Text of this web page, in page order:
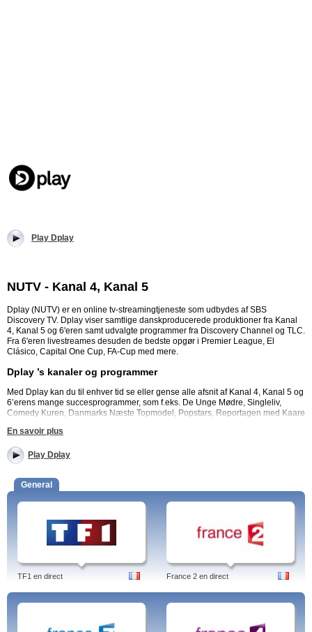
Play Dplay
NUTV - Kanal 4, Kanal 5
Dplay (NUTV) er en online tv-streamingtjeneste som udbydes af SBS
Discovery TV. Dplay viser samtlige danskproducerede produktioner fra Kanal
4, Kanal 5 og 6'eren samt udvalgte programmer fra Discovery Channel og TLC.
Fra 6'eren livestreames desuden de bedste opgør i Premier League, El
Clásico, Capital One Cup, FA-Cup med mere.
Dplay ’s kanaler og programmer
Med Dplay kan du til enhver tid se eller gense alle afsnit af Kanal 4, Kanal 5 og
6’erens mange succesprogrammer, som f.eks. De Unge Mødre, Singleliv,
Comedy Kuren, Danmarks Næste Topmodel, Popstars, Reportagen med Kaare
og mange flere.
Dplay giver dig desuden adgang til en række af Discovery Channels
topprogrammer, som f.eks. Manhunt, Bear Grylls, Gold Rush, Livsfarlig Fangst
Dplay byder også på udvalgte TLC-programmer, som f.eks. Bakery Boss,
Breaking Amish, Prinser Undercover og Say Yes to the Dress.
Alle Dplay udsendelser fra 2012 frem til i dag, fraset fodboldkampe, kan ses på
computer, smartphone og tablet.
Ved køb af en af NUTVs tv-pakker får du automatisk adgang til alle NUTVs
adgang til EM-kval eller prøve adgang i 24 timer. NUTVs indhold kan dog af
rettighedsmæssige årsager kun afspilles i Danmark. Læs mere om
En savoir plus
Play Dplay
General
TF1 en direct France 2 en direct